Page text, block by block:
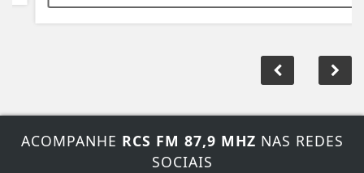
ACOMPANHE RCS FM 87,9 MHZ NAS REDES
SOCIAIS